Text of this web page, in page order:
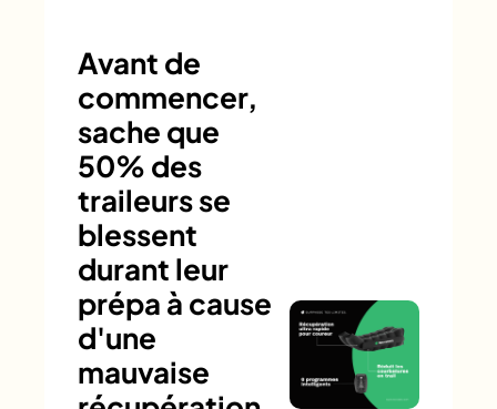
Avant de
commencer,
sache que
50% des
traileurs se
blessent
durant leur
prépa à cause
d'une
mauvaise